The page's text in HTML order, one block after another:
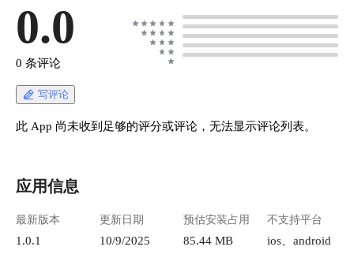
0.0
0 条评论
写评论
此 App 尚未收到足够的评分或评论，无法显示评论列表。
应用信息
最新版本
1.0.1
更新日期
10/9/2025
预估安装占用
85.44 MB
不支持平台
ios、android